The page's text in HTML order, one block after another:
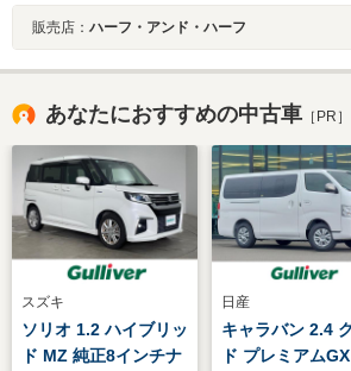
販売店： ハーフ・アンド・ハーフ
あなたにおすすめの中古車 ［PR］
スズキ
ソリオ 1.2 ハイブリッ
ド MZ 純正8インチナ
日産
キャラバン 2.4
ド プレミアム